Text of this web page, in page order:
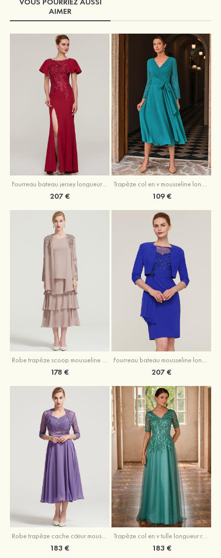
AIMER
207 € 109 €
Robe trapèze scoop mousseline longueur mollet robe de mère de la mariée avec appliqué volants veste
178 €
Fourreau bateau mousseline longueur genou robe de mère de la mariée avec appliqué perle plissé veste
207 €
Robe trapèze cache cœur mousseline longueur mollet robe de mère de la mariée avec plissé veste
183 €
Trapèze col en v tulle longueur ras du sol robe de mère de la mariée avec perles paillettes
183 €